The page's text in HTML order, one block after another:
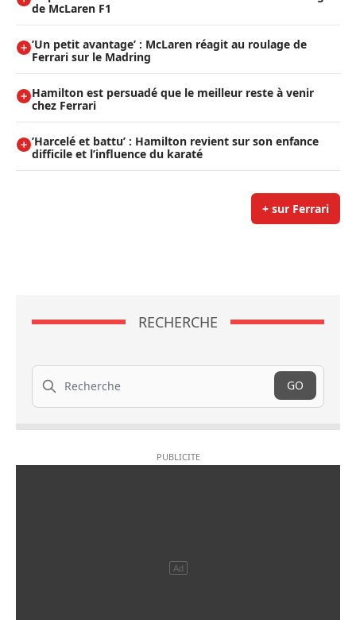
de McLaren F1
’Un petit avantage’ : McLaren réagit au roulage de
Ferrari sur le Madring
Hamilton est persuadé que le meilleur reste à venir
chez Ferrari
’Harcelé et battu’ : Hamilton revient sur son enfance
difficile et l’influence du karaté
+ sur Ferrari
RECHERCHE
Recherche
GO